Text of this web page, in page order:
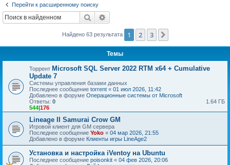
Перейти к расширенному поиску
Поиск
Найдено 63 результата 1 2 3
Темы
Торрент Microsoft SQL Server 2022 RTM x64 + Cumulative
Update 7
Системы управления базами данных
Последнее сообщение torrent « 01 июл 2026, 11:42
Добавлено в форуме Операционные системы от Microsoft
Ответы: 0
544|176
1.64 ГБ
Lineage II Samurai Crow GM
Игровой клиент для GM сервера
Последнее сообщение Yoko « 04 мар 2026, 21:55
Добавлено в форуме Клиенты игры LineAge2
Установка и настройка iVentoy на Ubuntu
Последнее сообщение poisonkit « 04 фев 2026, 20:06